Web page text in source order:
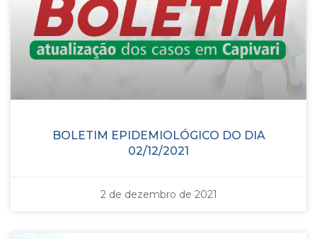
BOLETIM EPIDEMIOLÓGICO DO DIA
02/12/2021
2 de dezembro de 2021